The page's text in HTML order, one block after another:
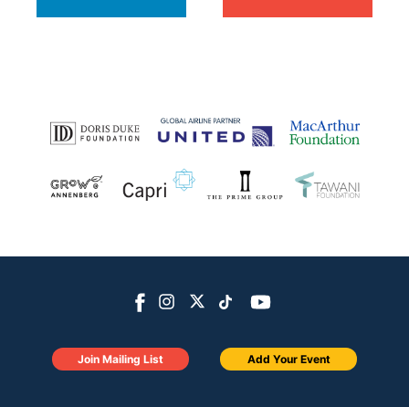
Join Mailing List Add Your Event